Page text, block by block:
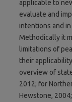
applicable to
evaluate and
intentions and
Methodically it
limitations of
their
overview of
2012; for
Hewstone,